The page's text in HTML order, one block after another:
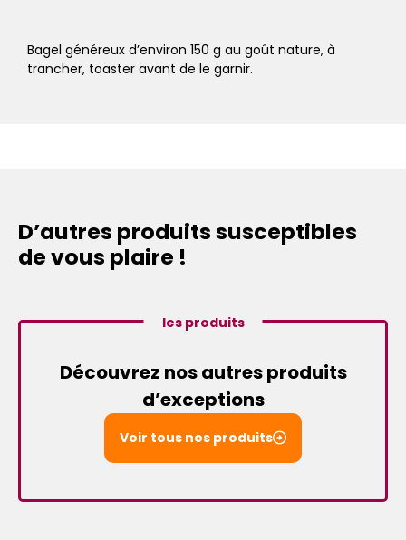
Bagel généreux d’environ 150 g au goût nature, à
trancher, toaster avant de le garnir.
D’autres produits susceptibles
de vous plaire !
les produits
Découvrez nos autres produits
d’exceptions
Voir tous nos produits